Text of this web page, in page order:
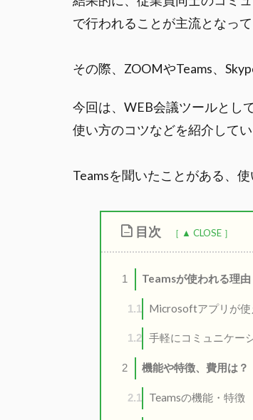
で行われることが主流となって
その際、ZOOMやTeams、
今回は、WEB会議ツールとし
使い方のコツなどを紹介してい
Teamsを聞いたことがある、
目次
1 Teamsが使われる理由
1.1 Microsoftアプリが使
1.2 手軽にコミュニケー
2 機能や特徴、費用は？
2.1 Teamsの機能・特徴